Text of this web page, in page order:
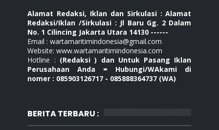
Alamat Redaksi, Iklan dan Sirkulasi : Alamat
Redaksi/Iklan /Sirkulasi : Jl Baru Gg. 2 Dalam
No. 1 Cilincing Jakarta Utara 14130 ------
Email : wartamaritimindonesia@gmail.com
Website: www.wartamaritimindonesia.com
Hotline : (Redaksi ) dan Untuk Pasang Iklan
Perusahaan Anda = Hubungi/WAkami di
nomer : 085903126717 - 085888364737 (WA)
BERITA TERBARU :